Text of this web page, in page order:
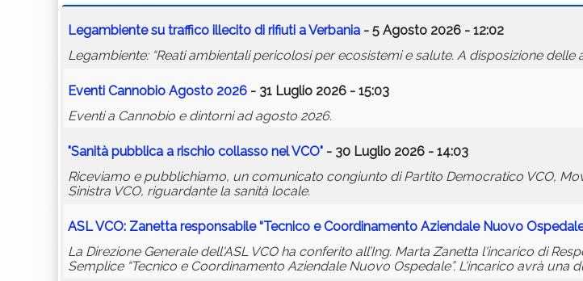
Legambiente su traffico illecito di rifiuti a Verbania - 5 Agosto 2026 - 12:02
Legambiente: “Reati ambientali pericolosi per ecosistemi e salute. A disposizione delle
Eventi Cannobio Agosto 2026 - 31 Luglio 2026 - 15:03
Eventi a Cannobio e dintorni ad agosto 2026.
"Sanità pubblica a rischio collasso nel VCO" - 30 Luglio 2026 - 14:03
Riceviamo e pubblichiamo, un comunicato congiunto di Partito Democratico VCO,
Sinistra VCO, riguardante la sanità locale.
ASL VCO: Zanetta responsabile “Tecnico e Coordinamento Aziendale Nuovo
La Direzione Generale dell'ASL VCO ha conferito all’Ing. Marta Zanetta l'incarico di
Semplice “Tecnico e Coordinamento Aziendale Nuovo Ospedale”. L'incarico avrà una